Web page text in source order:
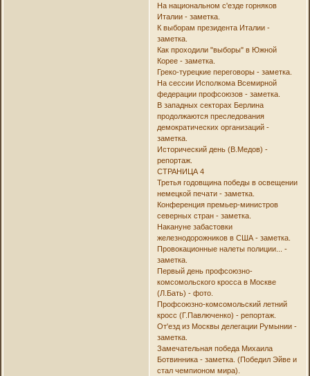
На национальном с'езде горняков
Италии - заметка.
К выборам президента Италии -
заметка.
Как проходили "выборы" в Южной
Корее - заметка.
Греко-турецкие переговоры - заметка.
На сессии Исполкома Всемирной
федерации профсоюзов - заметка.
В западных секторах Берлина
продолжаются преследования
демократических организаций -
заметка.
Исторический день (В.Медов) -
репортаж.
СТРАНИЦА 4
Третья годовщина победы в освещении
немецкой печати - заметка.
Конференция премьер-министров
северных стран - заметка.
Накануне забастовки
железнодорожников в США - заметка.
Провокационные налеты полиции... -
заметка.
Первый день профсоюзно-
комсомольского кросса в Москве
(Л.Бать) - фото.
Профсоюзно-комсомольский летний
кросс (Г.Павлюченко) - репортаж.
От'езд из Москвы делегации Румынии -
заметка.
Замечательная победа Михаила
Ботвинника - заметка. (Победил Эйве и
стал чемпионом мира).